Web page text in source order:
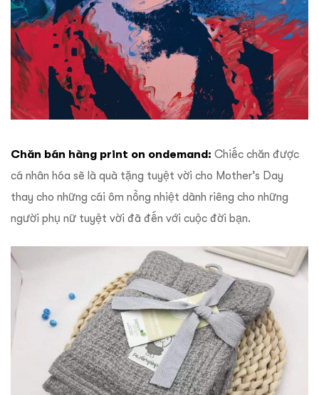
Chăn bán hàng print on ondemand: Chiếc chăn được
cá nhân hóa sẽ là quà tặng tuyệt vời cho Mother’s Day
thay cho những cái ôm nồng nhiệt dành riêng cho những
người phụ nữ tuyệt vời đã đến với cuộc đời bạn.